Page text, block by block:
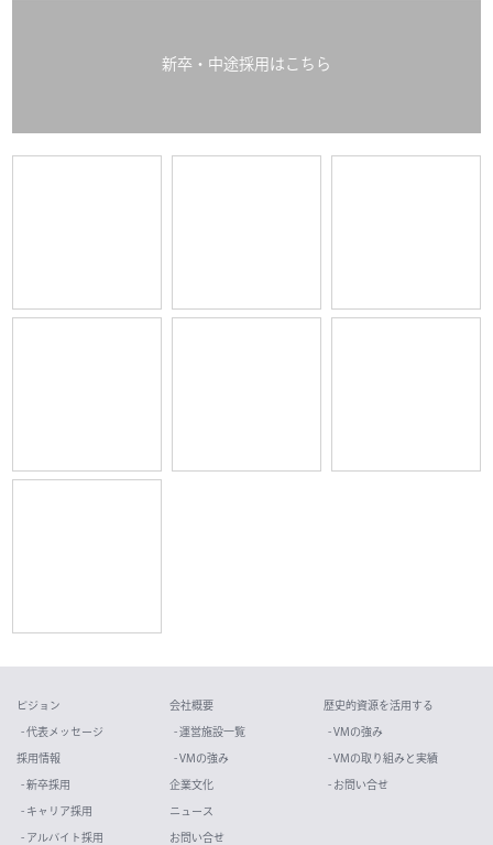
新卒・中途採用はこちら
ビジョン
- 代表メッセージ
採用情報
- 新卒採用
- キャリア採用
- アルバイト採用
会社概要
- 運営施設一覧
- VMの強み
企業文化
ニュース
お問い合せ
歴史的資源を活用する
- VMの強み
- VMの取り組みと実績
- お問い合せ